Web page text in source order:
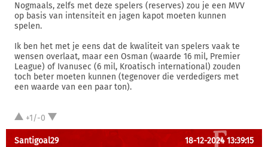
Nogmaals, zelfs met deze spelers (reserves) zou je een MVV
op basis van intensiteit en jagen kapot moeten kunnen
spelen.
Ik ben het met je eens dat de kwaliteit van spelers vaak te
wensen overlaat, maar een Osman (waarde 16 mil, Premier
League) of Ivanusec (6 mil, Kroatisch international) zouden
toch beter moeten kunnen (tegenover die verdedigers met
een waarde van een paar ton).
+1/-0
Santigoal29 18-12-2024 13:39:15